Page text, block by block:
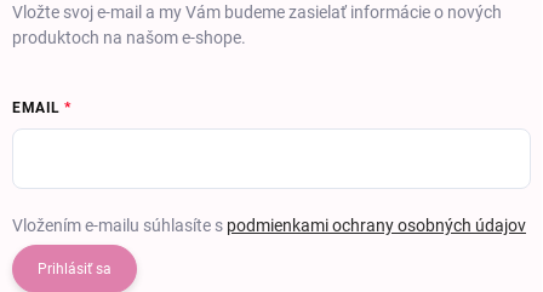
Vložte svoj e-mail a my Vám budeme zasielať informácie o nových
produktoch na našom e-shope.
EMAIL
Vložením e-mailu súhlasíte s podmienkami ochrany osobných údajov
Prihlásiť sa